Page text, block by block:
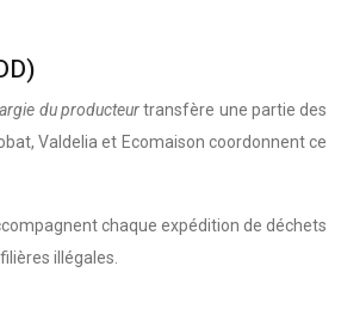
du producteurtransfère une partie des
Valdelia et Ecomaison coordonnent ce
chaque expédition de déchets
illégales.